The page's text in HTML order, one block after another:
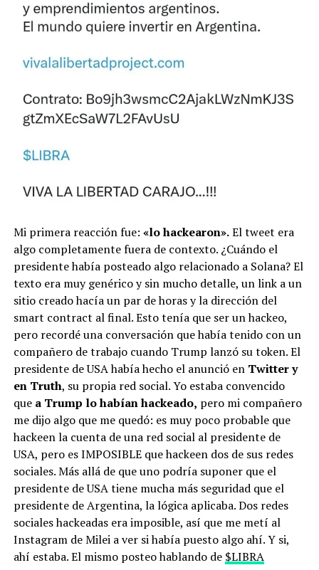
Mi primera reacción fue: «lo hackearon».El tweet era
algo completamente fuera de contexto. ¿Cuándo el
presidente había posteado algo relacionado a Solana? El
texto era muy genérico y sin mucho detalle, un link a un
sitio creado hacía un par de horas y la dirección del
smart contract al final. Esto tenía que ser un hackeo,
pero recordé una conversación que había tenido con un
compañero de trabajo cuando Trump lanzó su token. El
presidente de USA había hecho el anunció en Twitter y
en Truth, su propia red social. Yo estaba convencido
que a Trump lo habían hackeado, pero mi compañero
me dijo algo que me quedó: es muy poco probable que
hackeen la cuenta de una red social al presidente de
USA, pero es IMPOSIBLE que hackeen dos de sus redes
sociales. Más allá de que uno podría suponer que el
presidente de USA tiene mucha más seguridad que el
presidente de Argentina, la lógica aplicaba. Dos redes
sociales hackeadas era imposible, así que me metí al
Instagram de Milei a ver si había puesto algo ahí. Y si,
ahí estaba. El mismo posteo hablando de $LIBRA